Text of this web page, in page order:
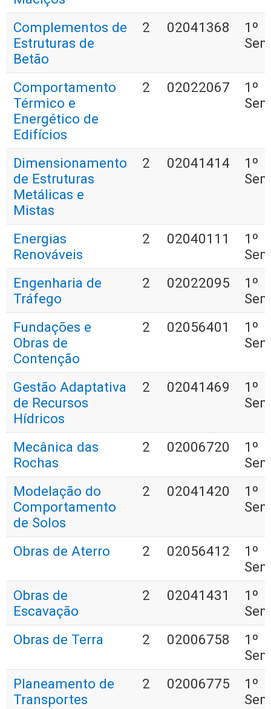
Complementos de
Estruturas de
Betão
2 02041368
1º
Comportamento
Térmico e
Energético de
Edifícios
2 02022067
1º
Dimensionamento
de Estruturas
Metálicas e
Mistas
2 02041414
1º
Energias
Renováveis
2 02040111
1º
Engenharia de
Tráfego
2 02022095
1º
Fundações e
Obras de
Contenção
2 02056401
1º
Gestão Adaptativa
de Recursos
Hídricos
2 02041469
1º
Mecânica das
Rochas
2 02006720
1º
Modelação do
Comportamento
de Solos
2 02041420
1º
Obras de Aterro 2 02056412
1º
Obras de
Escavação
2 02041431
1º
Obras de Terra
2 02006758
1º
Planeamento de
Transportes
2 02006775
1º